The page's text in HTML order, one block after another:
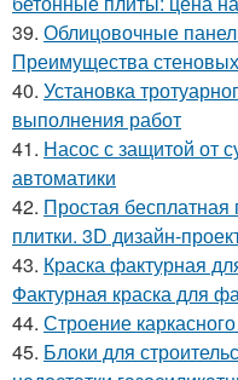
39. Облицовочные
Преимущества
40. Установка
выполнения работ
41. Насос с защитой от
автоматики
42. Простая
плитки. 3D дизайн-
43. Краска фактурная
Фактурная краска для
44. Строение
45. Блоки для